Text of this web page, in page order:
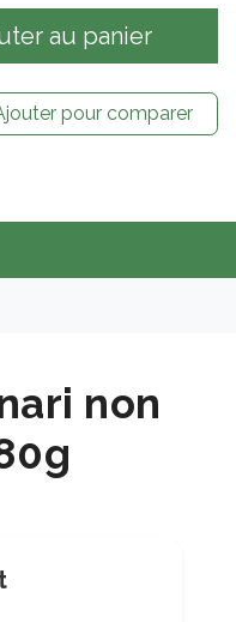
au panier
pour comparer
non